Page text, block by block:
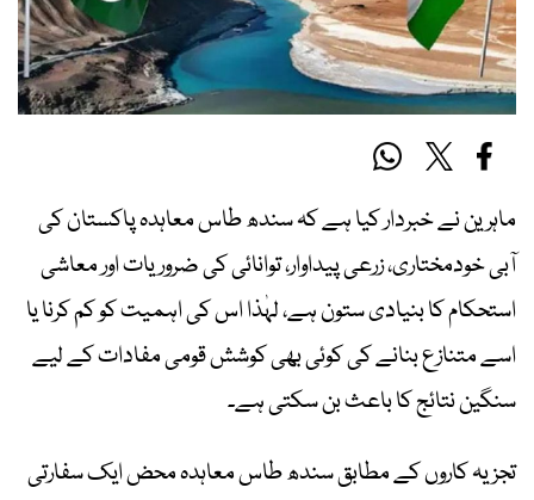
ماہرین نے خبردار کیا ہے کہ سندھ طاس معاہدہ پاکستان کی
آبی خودمختاری، زرعی پیداوار، توانائی کی ضروریات اور معاشی
استحکام کا بنیادی ستون ہے، لہٰذا اس کی اہمیت کو کم کرنا یا
اسے متنازع بنانے کی کوئی بھی کوشش قومی مفادات کے لیے
سنگین نتائج کا باعث بن سکتی ہے۔
تجزیہ کاروں کے مطابق سندھ طاس معاہدہ محض ایک سفارتی